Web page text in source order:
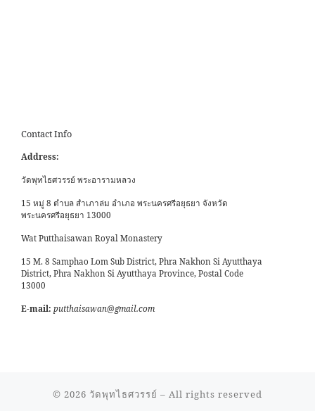
Contact Info
Address:
วัดพุทไธศวรรย์ พระอารามหลวง
15 หมู่ 8 ตำบล สำเภาล่ม อำเภอ พระนครศรีอยุธยา จังหวัด
พระนครศรีอยุธยา 13000
Wat Putthaisawan Royal Monastery
15 M. 8 Samphao Lom Sub District, Phra Nakhon Si Ayutthaya
District, Phra Nakhon Si Ayutthaya Province, Postal Code
13000
E-mail: putthaisawan@gmail.com
© 2026 วัดพุทไธศวรรย์ – All rights reserved